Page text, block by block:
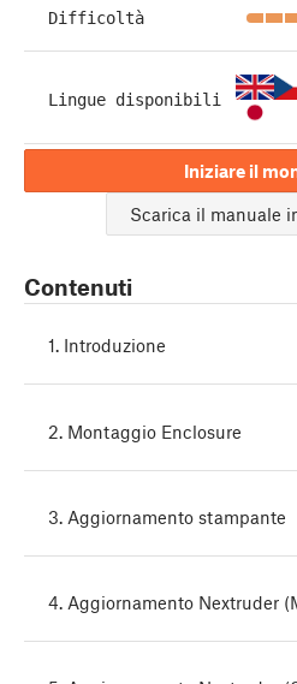
Difficoltà
Lingue disponibili
Iniziare il
Scarica il manuale
Contenuti
1. Introduzione
2. Montaggio Enclosure
3. Aggiornamento stampante
4. Aggiornamento Nextruder